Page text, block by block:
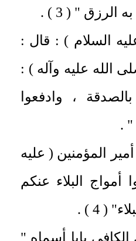
الرزق " ( 3 ) .
السلام ) : قال :
الله عليه وآله ) :
، وادفعوا
" .
المؤمنين ( عليه
أمواج البلاء عنكم
( 4 ) .
بابا أسماه "